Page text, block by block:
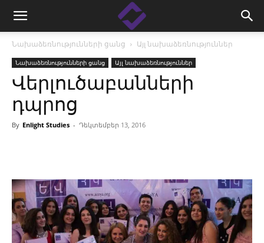
Նախաձեռնությունների ցանց Այլ նախաձեռնություններ
Նախաձեռնությունների ցանց Այլ նախաձեռնություններ
Վերլուծաբանների
դպրոց
By Enlight Studies - Դեկտեմբեր 13, 2016